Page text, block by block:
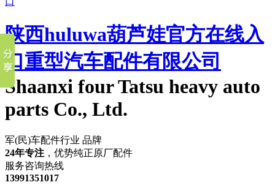
陕西huluwa葫芦娃官方在线入
口重型汽车配件有限公司
Shaanxi four Tatsu heavy auto
parts Co., Ltd.
军(民)车配件行业 品牌
24年专注 ，优势纯正原厂配件
服务咨询热线
13991351017